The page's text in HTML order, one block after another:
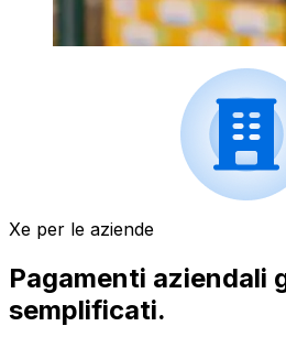
Xe per le aziende
Pagamenti aziendali
semplificati.